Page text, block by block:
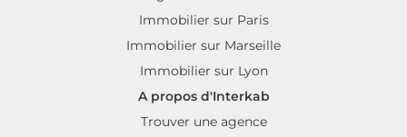
Immobilier sur Paris
Immobilier sur Marseille
Immobilier sur Lyon
A propos d'Interkab
Trouver une agence